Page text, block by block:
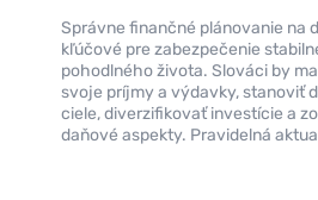
Správne finančné plánovanie na
kľúčové pre zabezpečenie
pohodlného života. Slováci by
svoje príjmy a výdavky, stanoviť
ciele, diverzifikovať investície a
daňové aspekty. Pravidelná